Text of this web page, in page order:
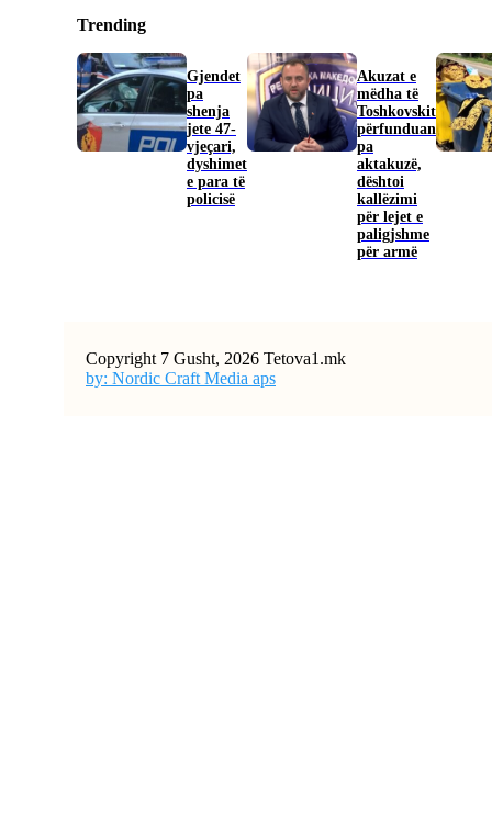
Trending
Gjendet
pa
shenja
jete 47-
vjeçari,
dyshimet
e para të
policisë
Akuzat e
mëdha të
Toshkovskit
përfunduan
pa
aktakuzë,
dështoi
kallëzimi
për lejet e
paligjshme
për armë
Copyright 7 Gusht, 2026 Tetova1.mk
by: Nordic Craft Media aps